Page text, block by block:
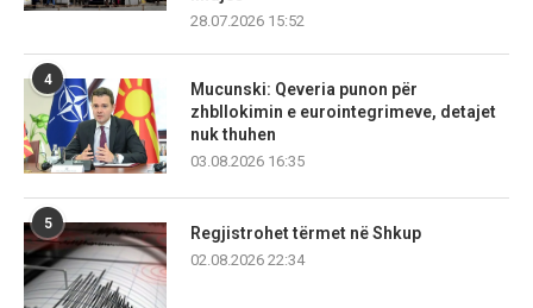
28.07.2026 15:52
4
Mucunski: Qeveria punon për
zhbllokimin e eurointegrimeve, detajet
nuk thuhen
03.08.2026 16:35
5
Regjistrohet tërmet në Shkup
02.08.2026 22:34